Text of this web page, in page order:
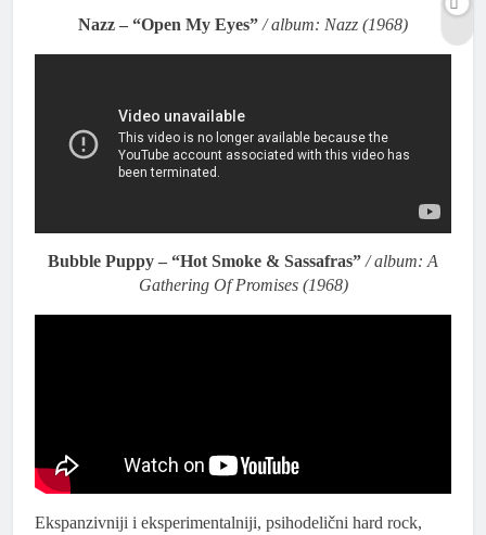
Nazz – “Open My Eyes” / album: Nazz (1968)
Bubble Puppy – “Hot Smoke & Sassafras” / album: A
Gathering Of Promises (1968)
Ekspanzivniji i eksperimentalniji, psihodelični hard rock,